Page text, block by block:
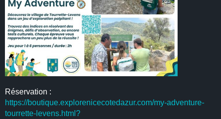
Réservation :
https://boutique.explorenicecotedazur.com/my-adventure-
tourrette-levens.html?